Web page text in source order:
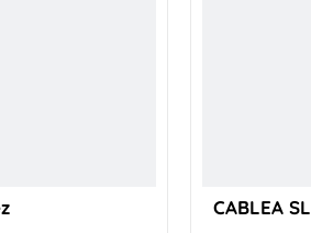
CABLEA SL